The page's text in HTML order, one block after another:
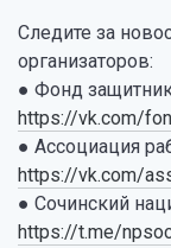
Следите за
организаторов:
● Фонд
https://vk.com/
● Ассоциация
https://vk.com/
● Сочинский
https://t.me/